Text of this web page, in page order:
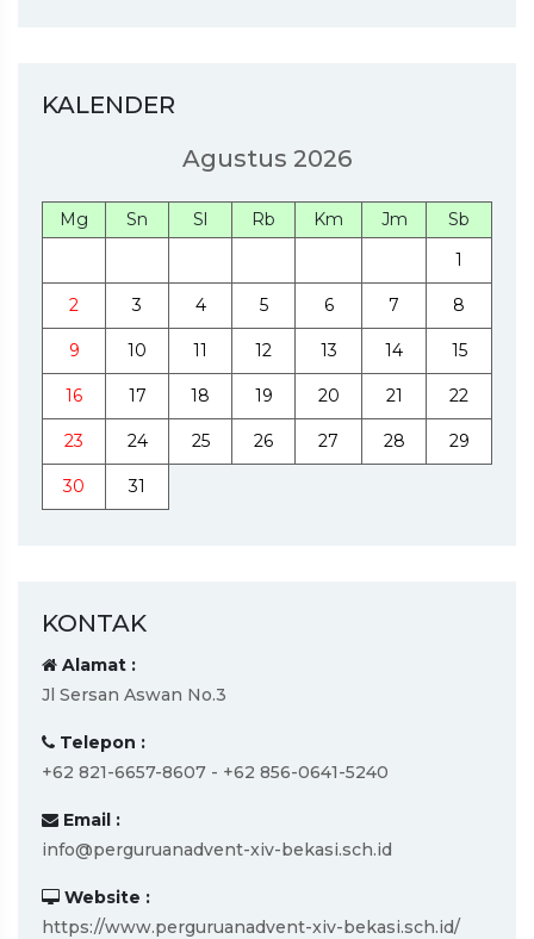
KALENDER
Agustus 2026
Mg Sn Sl Rb Km Jm
Sb
1
2 3 4 5 6 7 8
9 10 11 12 13 14 15
16 17 18 19 20 21 22
23 24 25 26 27 28 29
30 31
KONTAK
Alamat :
Jl Sersan Aswan No.3
Telepon :
+62 821-6657-8607 - +62 856-0641-5240
Email :
info@perguruanadvent-xiv-bekasi.sch.id
Website :
https://www.perguruanadvent-xiv-bekasi.sch.id/